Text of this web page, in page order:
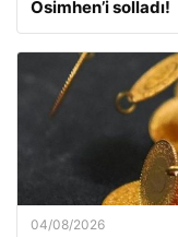
Osimhen’i solladı!
04/08/2026